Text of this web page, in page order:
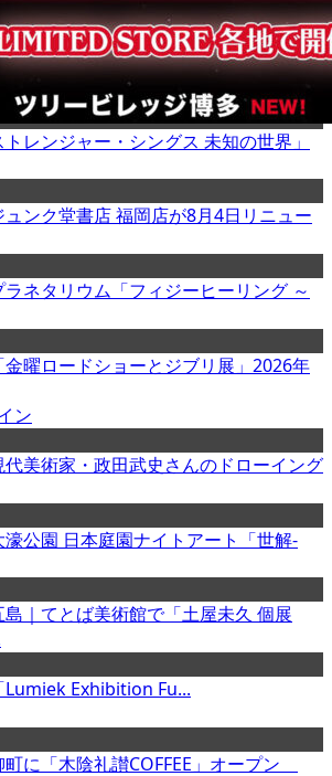
レンジャー・シングス 未知の世界」
ンク堂書店 福岡店が8月4日リニュー
ネタリウム「フィジーヒーリング ～
金曜ロードショーとジブリ展」2026年
ン
代美術家・政田武史さんのドローイング
公園 日本庭園ナイトアート「世解-
｜てとば美術館で「土屋未久 個展
Lumiek Exhibition Fu...
に「木陰礼讃COFFEE」オープン